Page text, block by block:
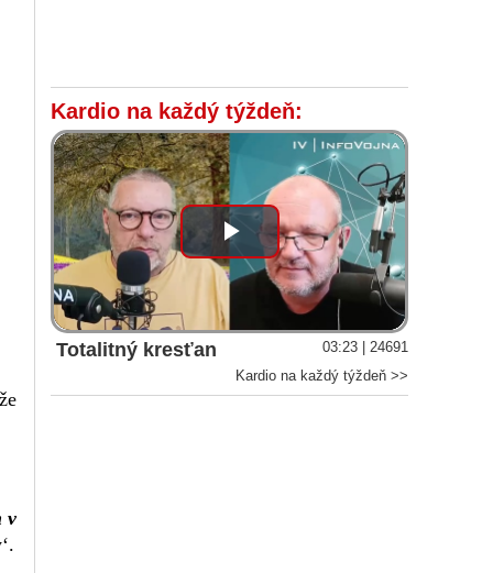
v
Kardio na každý týždeň:
Play
Video
Totalitný kresťan
03:23 | 24691
Kardio na každý týždeň >>